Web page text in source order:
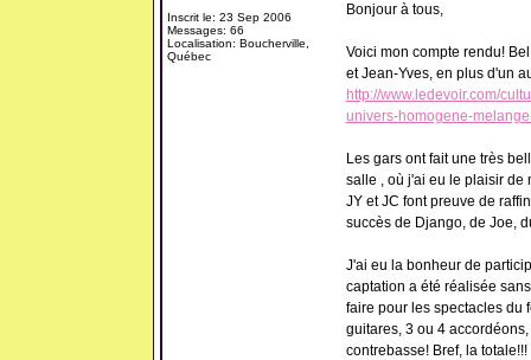
Inscrit le: 23 Sep 2006
Messages: 66
Localisation: Boucherville,
Québec
Bonjour à tous,
Voici mon compte rendu!
et Jean-Yves, en plus d'un
http://www.ledevoir.com/
univers-homogene-
Les gars ont fait une très
salle , où j'ai eu le plaisir de
JY et JC font preuve de
succès de Django, de Joe,
J'ai eu la bonheur de
captation a été réalisée
faire pour les spectacles du
guitares, 3 ou 4
contrebasse! Bref, la totale!!!